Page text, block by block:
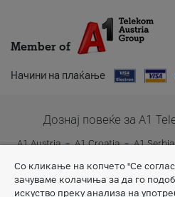
Member of
Начини на плаќање
Дознај повеќе за A1
A1 Austria A1 Croatia A1 Serbia
Со кликање на копчето "Се
зачуваме колачиња за да го
искуство преку анализа на